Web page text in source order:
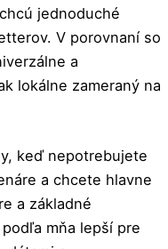
jednoduché
V porovnaní so
a
lokálne zameraný na
keď nepotrebujete
a chcete hlavne
a základné
mňa lepší pre